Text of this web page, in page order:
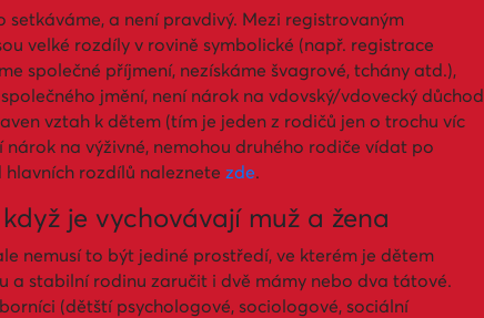
setkáváme, a není pravdivý. Mezi registrovaným
velké rozdíly v rovině symbolické (např. registrace
společné příjmení, nezískáme švagrové, tchány atd.),
jmění, není nárok na vdovský/vdovecký důchod
vztah k dětem (tím je jeden z rodičů jen o trochu víc
na výživné, nemohou druhého rodiče vídat po
rozdílů naleznete zde.
je vychovávají muž a žena
nemusí to být jediné prostředí, ve kterém je dětem
a stabilní rodinu zaručit i dvě mámy nebo dva tátové.
(dětští psychologové, sociologové, sociální